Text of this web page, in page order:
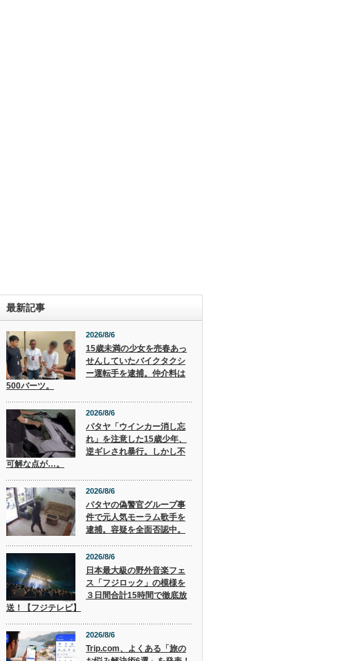
最新記事
2026/8/6
15歳未満の少女を売春あっ
せんしていたバイクタクシ
ー運転手を逮捕。仲介料は
500バーツ。
2026/8/6
パタヤ「ウインカー消し忘
れ」を注意した15歳少年、
逆ギレされ暴行。しかし不
可解な点が…。
2026/8/6
パタヤの偽警官グループ事
件で元人気モーラム歌手を
逮捕。容疑を全面否認中。
2026/8/6
日本最大級の野外音楽フェ
ス「フジロック」の模様を
３日間合計15時間で徹底放
送！【フジテレビ】
2026/8/6
Trip.com、よくある「旅の